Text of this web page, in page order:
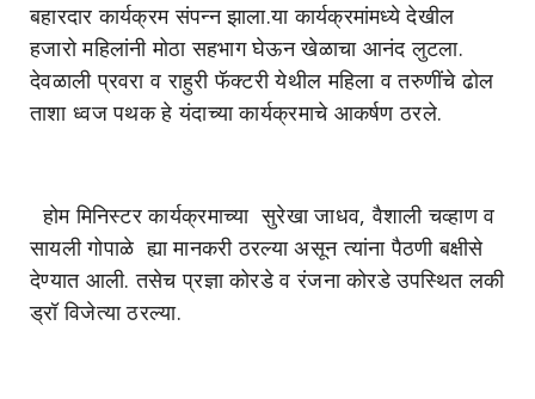
बहारदार कार्यक्रम संपन्न झाला.या कार्यक्रमांमध्ये देखील
हजारो महिलांनी मोठा सहभाग घेऊन खेळाचा आनंद लुटला.
देवळाली प्रवरा व राहुरी फॅक्टरी येथील महिला व तरुणींचे ढोल
ताशा ध्वज पथक हे यंदाच्या कार्यक्रमाचे आकर्षण ठरले.
होम मिनिस्टर कार्यक्रमाच्या सुरेखा जाधव, वैशाली चव्हाण व
सायली गोपाळे ह्या मानकरी ठरल्या असून त्यांना पैठणी बक्षीसे
देण्यात आली. तसेच प्रज्ञा कोरडे व रंजना कोरडे उपस्थित लकी
ड्रॉ विजेत्या ठरल्या.